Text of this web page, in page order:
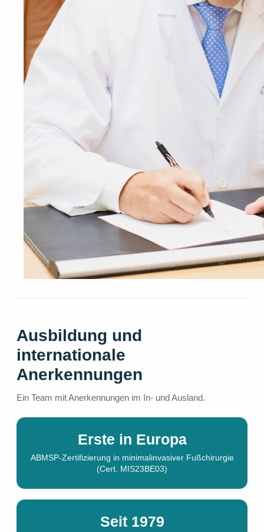
Ausbildung und
internationale
Anerkennungen
Ein Team mit Anerkennungen im In- und Ausland.
Erste in Europa
ABMSP-Zertifizierung in minimalinvasiver Fußchirurgie
(Cert. MIS23BE03)
Seit 1979